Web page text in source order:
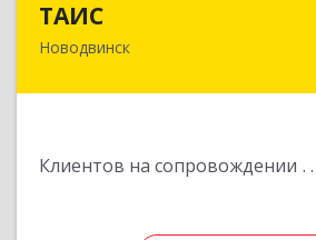
ТАИС
Новодвинск
Клиентов на сопровождении
164902, Архангельская